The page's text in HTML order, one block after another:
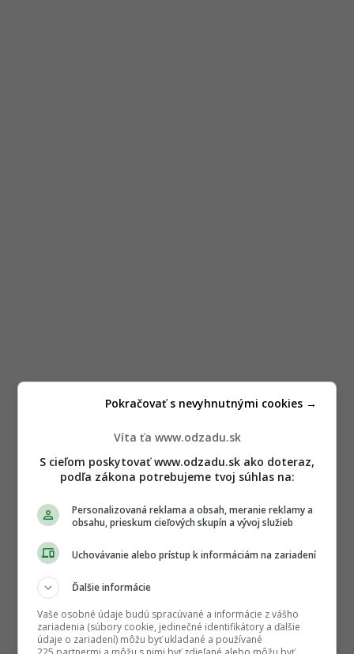
Víta ťa www.odzadu.sk
S cieľom poskytovať www.odzadu.sk ako doteraz,
podľa zákona potrebujeme tvoj súhlas na:
Personalizovaná reklama a obsah, meranie reklamy a
obsahu, prieskum cieľových skupín a vývoj služieb
Uchovávanie alebo prístup k informáciám na zariadení
Ďalšie informácie
Vaše osobné údaje budú spracúvané a informácie z vášho
zariadenia (súbory cookie, jedinečné identifikátory a ďalšie
údaje o zariadení) môžu byť ukladané a používané
Pokračovať s nevyhnutnými cookies →